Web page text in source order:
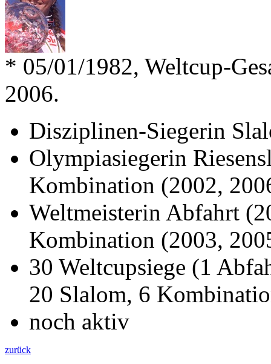
* 05/01/1982, Weltcup-
2006.
Disziplinen-Siegerin
Olympiasiegerin
Kombination (2002,
Weltmeisterin Abfahrt
Kombination (2003,
30 Weltcupsiege (1
20 Slalom, 6
noch aktiv
zurück